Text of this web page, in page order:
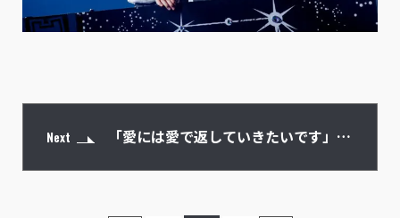
Next 「愛には愛で返していきたいです」涙